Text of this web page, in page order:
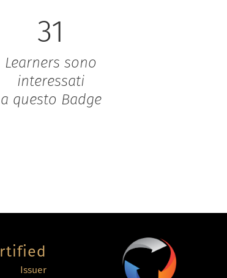
31
Learners sono
interessati
a questo Badge
Issuer